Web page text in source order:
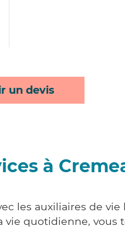
un devis
à
les auxiliaires de
quotidienne,